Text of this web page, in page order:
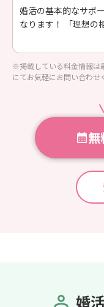
婚活の基本的なサポ
なります！ 「理想の
※掲載している料金情報は
にてお気軽にお問い合わせ
無
婚